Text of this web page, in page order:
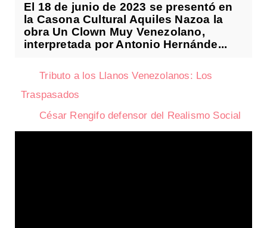
El 18 de junio de 2023 se presentó en
la Casona Cultural Aquiles Nazoa la
obra Un Clown Muy Venezolano,
interpretada por Antonio Hernánde...
Tributo a los Llanos Venezolanos: Los
Traspasados
César Rengifo defensor del Realismo Social